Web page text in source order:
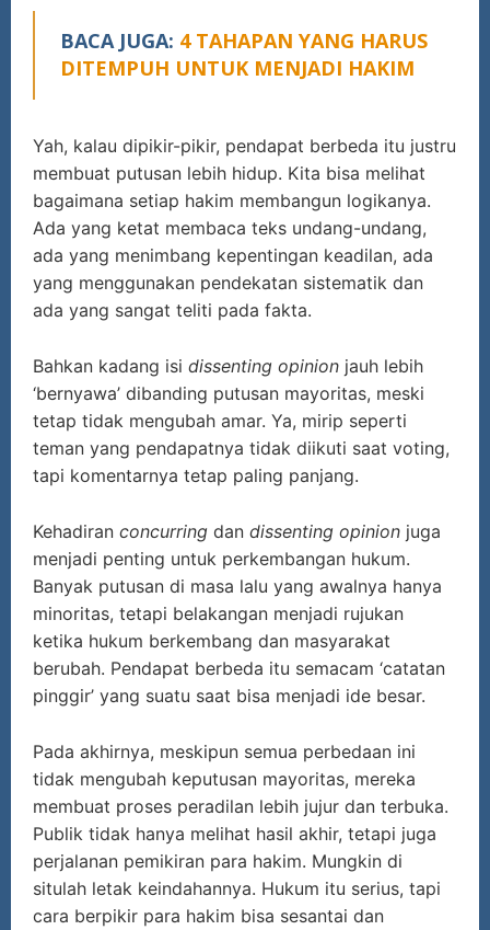
BACA JUGA: 4 TAHAPAN YANG HARUS
DITEMPUH UNTUK MENJADI HAKIM
Yah, kalau dipikir-pikir, pendapat berbeda itu justru
membuat putusan lebih hidup. Kita bisa melihat
bagaimana setiap hakim membangun logikanya.
Ada yang ketat membaca teks undang-undang,
ada yang menimbang kepentingan keadilan, ada
yang menggunakan pendekatan sistematik dan
ada yang sangat teliti pada fakta.
Bahkan kadang isi dissenting opinion jauh lebih
‘bernyawa’ dibanding putusan mayoritas, meski
tetap tidak mengubah amar. Ya, mirip seperti
teman yang pendapatnya tidak diikuti saat voting,
tapi komentarnya tetap paling panjang.
Kehadiran concurring dan dissenting opinion juga
menjadi penting untuk perkembangan hukum.
Banyak putusan di masa lalu yang awalnya hanya
minoritas, tetapi belakangan menjadi rujukan
ketika hukum berkembang dan masyarakat
berubah. Pendapat berbeda itu semacam ‘catatan
pinggir’ yang suatu saat bisa menjadi ide besar.
Pada akhirnya, meskipun semua perbedaan ini
tidak mengubah keputusan mayoritas, mereka
membuat proses peradilan lebih jujur dan terbuka.
Publik tidak hanya melihat hasil akhir, tetapi juga
perjalanan pemikiran para hakim. Mungkin di
situlah letak keindahannya. Hukum itu serius, tapi
cara berpikir para hakim bisa sesantai dan